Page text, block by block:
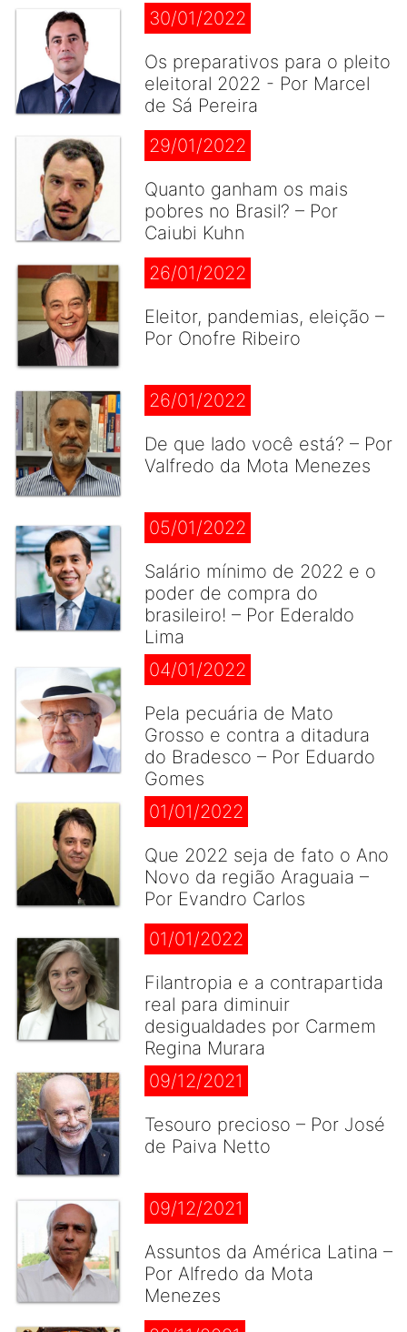
30/01/2022
Os preparativos para o pleito
eleitoral 2022 - Por Marcel
de Sá Pereira
29/01/2022
Quanto ganham os mais
pobres no Brasil? – Por
Caiubi Kuhn
26/01/2022
Eleitor, pandemias, eleição –
Por Onofre Ribeiro
26/01/2022
De que lado você está? – Por
Valfredo da Mota Menezes
05/01/2022
Salário mínimo de 2022 e o
poder de compra do
brasileiro! – Por Ederaldo
Lima
04/01/2022
Pela pecuária de Mato
Grosso e contra a ditadura
do Bradesco – Por Eduardo
Gomes
01/01/2022
Que 2022 seja de fato o Ano
Novo da região Araguaia –
Por Evandro Carlos
01/01/2022
Filantropia e a contrapartida
real para diminuir
desigualdades por Carmem
Regina Murara
09/12/2021
Tesouro precioso – Por José
de Paiva Netto
09/12/2021
Assuntos da América Latina –
Por Alfredo da Mota
Menezes